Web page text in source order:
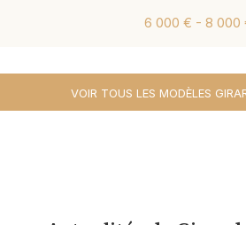
6 000 € - 8 000
VOIR TOUS LES MODÈLES